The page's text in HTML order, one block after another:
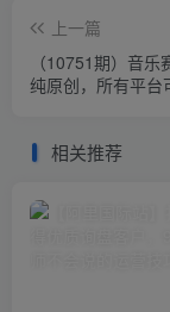
上一篇
（10751期）音乐
纯原创，所有平台
相关推荐